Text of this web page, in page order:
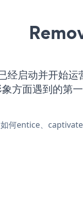
启动并开始运
方面遇到的第
何entice、